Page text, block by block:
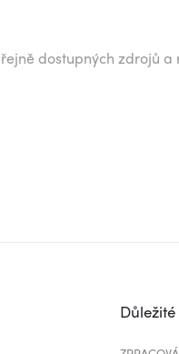
dostupných zdrojů